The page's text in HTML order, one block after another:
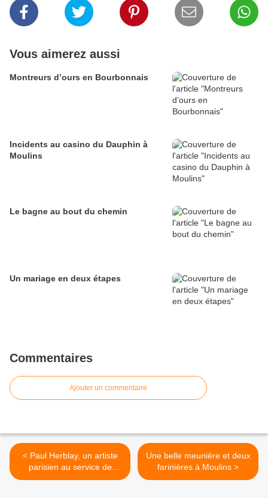
Vous aimerez aussi
Montreurs d’ours en Bourbonnais
Incidents au casino du Dauphin à
Moulins
Le bagne au bout du chemin
Un mariage en deux étapes
Commentaires
Ajouter un commentaire
< Paul Herblay, un artiste
parisien au service de
Moulins et du Bourbonnais
Une belle meunière et deux
farinières à Moulins >